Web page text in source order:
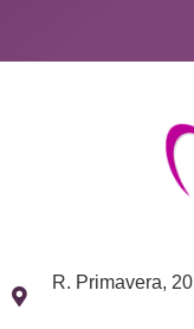
R. Primavera,